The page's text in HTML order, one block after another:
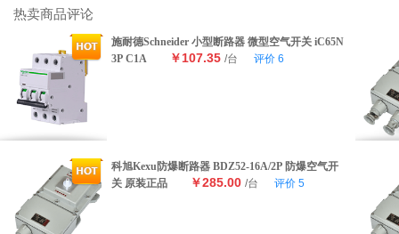
热卖商品评论
施耐德Schneider 小型断路器 微型空气开关 iC65N
3P C1A
￥107.35 /台 评价 6
科旭Kexu防爆断路器 BDZ52-16A/2P 防爆空气开
关 原装正品
￥285.00 /台 评价 5